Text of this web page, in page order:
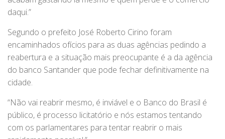
daqui.”
Segundo o prefeito José Roberto Cirino foram
encaminhados ofícios para as duas agências pedindo a
reabertura e a situação mais preocupante é a da agência
do banco Santander que pode fechar definitivamente na
cidade.
“Não vai reabrir mesmo, é inviável e o Banco do Brasil é
público, é processo licitatório e nós estamos tentando
com os parlamentares para tentar reabrir o mais